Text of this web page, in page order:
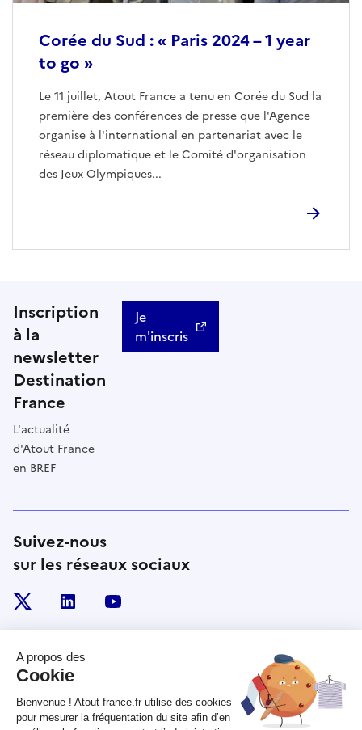
Corée du Sud : « Paris 2024 – 1 year
to go »
Le 11 juillet, Atout France a tenu en Corée du Sud la
première des conférences de presse que l'Agence
organise à l'international en partenariat avec le
réseau diplomatique et le Comité d'organisation
des Jeux Olympiques...
Inscription
à la
newsletter
Destination
France
L'actualité
d'Atout France
en BREF
Je
m'inscris
Suivez-nous
sur les réseaux sociaux
linkedin
RÉPUBLIQUE
FRANÇAISE